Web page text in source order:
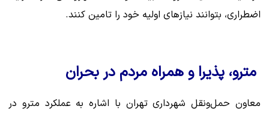
اضطراری، بتوانند نیازهای اولیه خود را تامین کنند.
مترو، پذیرا و همراه مردم در بحران
معاون حمل‌ونقل شهرداری تهران با اشاره به عملکرد مترو در